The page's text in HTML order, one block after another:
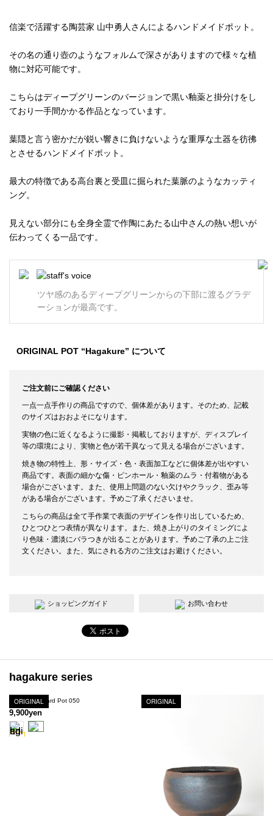
信楽で活躍する陶芸家 山中勇人さんによるハンドメイドポット。
その名の通り壺のようなフォルムで深さがありますので様々な植
物に対応可能です。
こちらはディープグリーンのバージョンで黒い釉薬と掛分けをし
ており一手間かかる作品となっています。
葉隠と言う密かだが鋭い響きに負けないような重厚な土器を彷彿
とさせるハンドメイドポット。
最大の特徴である高台裏と受皿に掘られた葉脈のようなカッティ
ング。
見えない部分にも全身全霊で作陶にあたる山中さんの熱い想いが
伝わってくる一品です。
ツヤ感のあるディープグリーンからの下部に渡るグラデ
ーションが最高です。
ORIGINAL POT “Hagakure” について
ご注文前にご確認ください
一点一点手作りの商品ですので、個体差があります。そのため、記載
のサイズはおおよそになります。
実物の色に近くなるように撮影・掲載しておりますが、ディスプレイ
等の環境により、実物と色が若干異なって見える場合がございます。
焼き物の特性上、形・サイズ・色・表面加工などに個体差が出やすい
商品です。表面の細かな傷・ピンホール・釉薬のムラ・付着物がある
場合がございます。また、使用上問題のない欠けやクラック、歪み等
がある場合がございます。予めご了承くださいませ。
こちらの商品は全て手作業で表面のデザインを作り出しているため、
ひとつひとつ表情が異なります。また、焼き上がりのタイミングによ
り色味・濃淡にバラつきが出ることがあります。予めご了承の上ご注
文ください。また、気にされる方のご注文はお避けください。
ショッピングガイド お問い合わせ
hagakure series
ORIGINAL
Hagakure Lizard Pot 050
9,900yen
ORIGINAL